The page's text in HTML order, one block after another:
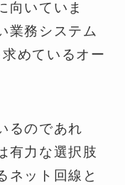
向いていま
業務システム
めているオー
るのであれ
有力な選択肢
ネット回線と